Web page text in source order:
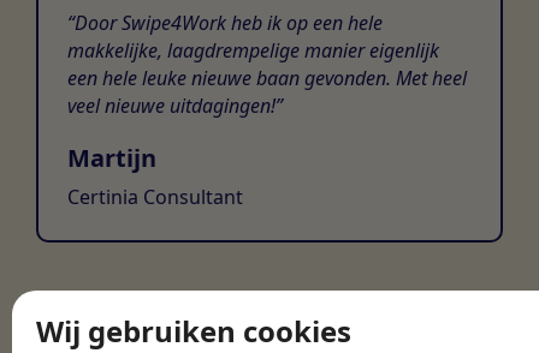
Wij gebruiken cookies
Door Swipe4Work heb ik op een hele
makkelijke, laagdrempelige manier eigenlijk
een hele leuke nieuwe baan gevonden. Met heel
veel nieuwe uitdagingen!
Martijn
Certinia Consultant